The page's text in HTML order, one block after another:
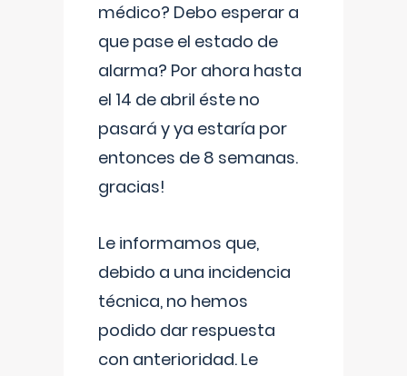
médico? Debo esperar a
que pase el estado de
alarma? Por ahora hasta
el 14 de abril éste no
pasará y ya estaría por
entonces de 8 semanas.
gracias!
Le informamos que,
debido a una incidencia
técnica, no hemos
podido dar respuesta
con anterioridad. Le